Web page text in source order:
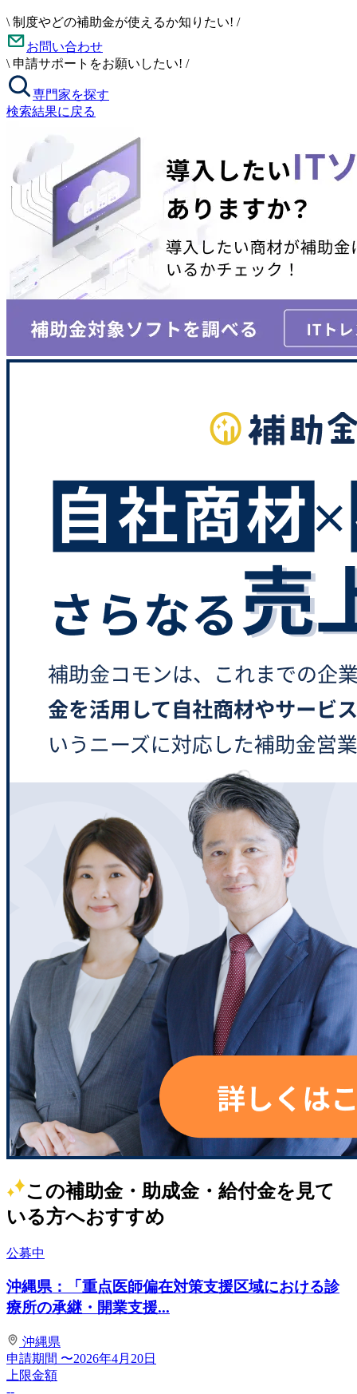
\ 制度やどの補助金が使えるか知りたい! /
お問い合わせ
\ 申請サポートをお願いしたい! /
専門家を探す
検索結果に戻る
この補助金・助成金・給付金を見て
いる方へおすすめ
公募中
沖縄県：「重点医師偏在対策支援区域における診
療所の承継・開業支援...
沖縄県
申請期間 〜2026年4月20日
上限金額